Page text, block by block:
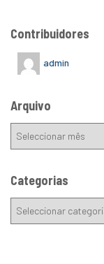
Contribuidores
admin
Arquivo
Categorias